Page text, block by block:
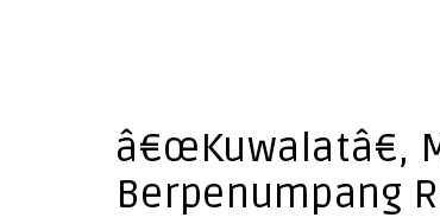
â€œKuwalatâ€,
Berpenumpang